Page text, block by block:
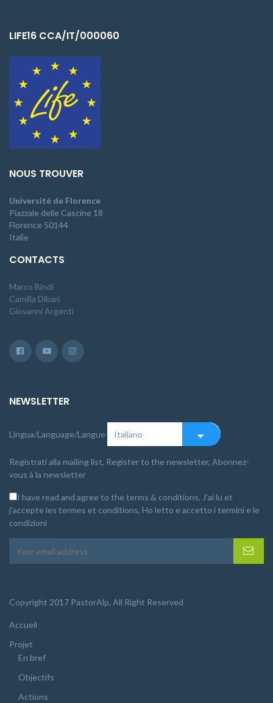
LIFE16 CCA/IT/000060
NOUS TROUVER
Université de Florence
Piazzale delle Cascine 18
Florence 50144
Italie
CONTACTS
Marco Bindi
Camilla Dibari
Giovanni Argenti
NEWSLETTER
Lingua/Language/Langue
Registrati alla mailing list, Register to the newsletter, Abonnez-
vous à la newsletter
I have read and agree to the terms & conditions, J'ai lu et
j'accepte les termes et conditions, Ho letto e accetto i termini e le
condizioni
Copyright 2017 PastorAlp, All Right Reserved
Accueil
Projet
En bref
Objectifs
Actions